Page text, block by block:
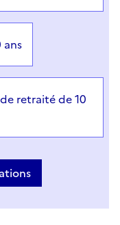
ans
retraité de 10